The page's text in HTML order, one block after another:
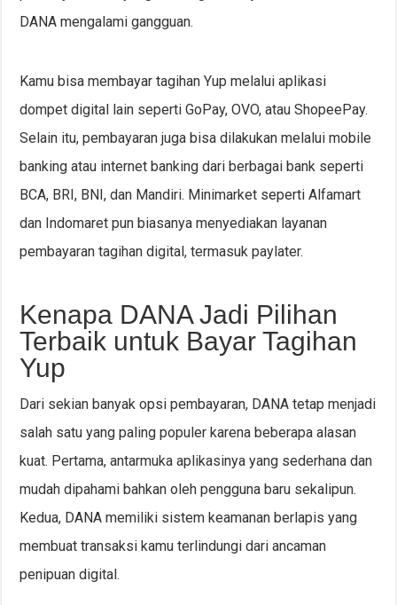
DANA mengalami gangguan.
Kamu bisa membayar tagihan Yup melalui aplikasi
dompet digital lain seperti GoPay, OVO, atau ShopeePay.
Selain itu, pembayaran juga bisa dilakukan melalui mobile
banking atau internet banking dari berbagai bank seperti
BCA, BRI, BNI, dan Mandiri. Minimarket seperti Alfamart
dan Indomaret pun biasanya menyediakan layanan
pembayaran tagihan digital, termasuk paylater.
Kenapa DANA Jadi Pilihan
Terbaik untuk Bayar Tagihan
Yup
Dari sekian banyak opsi pembayaran, DANA tetap menjadi
salah satu yang paling populer karena beberapa alasan
kuat. Pertama, antarmuka aplikasinya yang sederhana dan
mudah dipahami bahkan oleh pengguna baru sekalipun.
Kedua, DANA memiliki sistem keamanan berlapis yang
membuat transaksi kamu terlindungi dari ancaman
penipuan digital.